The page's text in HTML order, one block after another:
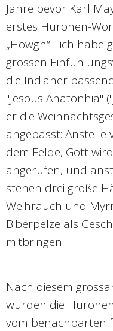
Jahre bevor Karl
erstes Huronen-
„Howgh“ - ich habe
grossen
die Indianer
"Jesous Ahatonhia"
er die
angepasst: Anstelle
dem Felde, Gott
angerufen, und
stehen drei große
Weihrauch und
Biberpelze als
mitbringen.
Nach diesem
wurden die
vom benachbarten